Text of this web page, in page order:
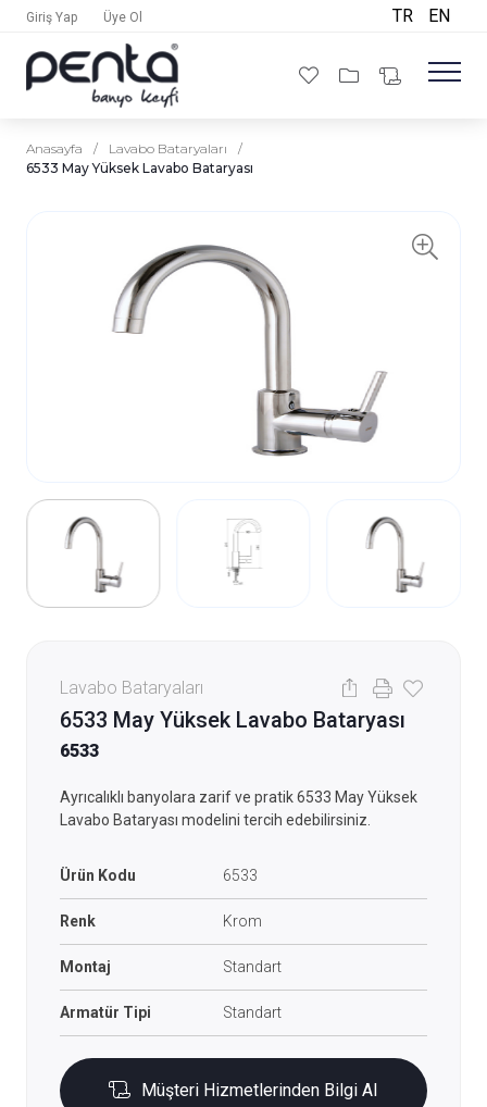
Giriş Yap Üye Ol TR EN
Anasayfa / Lavabo Bataryaları
/
6533 May Yüksek Lavabo Bataryası
Lavabo Bataryaları
6533 May Yüksek Lavabo Bataryası
6533
Ayrıcalıklı banyolara zarif ve pratik 6533 May Yüksek
Lavabo Bataryası modelini tercih edebilirsiniz.
Ürün Kodu 6533
Renk Krom
Montaj Standart
Armatür Tipi Standart
Müşteri Hizmetlerinden Bilgi Al